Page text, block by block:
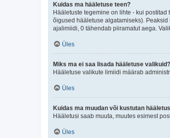
Kuidas ma hääletuse teen?
Hääletuste tegemine on lihte - kui
õigused hääletuse algatamiseks).
ajalimiidi, 0 tähendab piiramatut aega.
Üles
Miks ma ei saa lisada hääletuse valikuid?
Hääletuse valikute limiidi määrab
Üles
Kuidas ma muudan või kustutan
Hääletusi saab muuta, muutes esimest
Üles